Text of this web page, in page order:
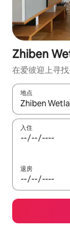
Zhiben
在爱彼迎上寻
地点
如有搜索结果
入住
退房